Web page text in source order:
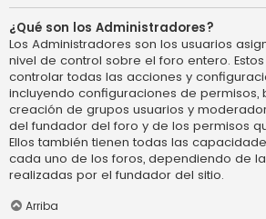
¿Qué son los Administradores?
Los Administradores son los usuarios
nivel de control sobre el foro entero.
controlar todas las acciones y
incluyendo configuraciones de permisos,
creación de grupos usuarios y
del fundador del foro y de los permisos
Ellos también tienen todas las
cada uno de los foros, dependiendo de
realizadas por el fundador del sitio.
Arriba